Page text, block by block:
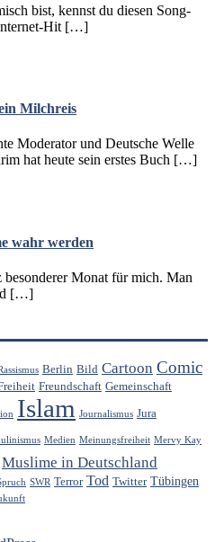
bist, kennst du diesen Song-
Hit […]
Milchreis
Moderator und Deutsche Welle
hat heute sein erstes Buch […]
wahr werden
besonderer Monat für mich. Man
[…]
Berlin Bild Cartoon Comic
Freundschaft Gemeinschaft
Islam Journalismus Jura
Medien Meinungsfreiheit Mervy Kay
Muslime in Deutschland
SWR Terror Tod Twitter Tübingen